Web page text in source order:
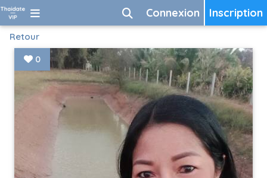
Inscription
Connexion
Retour
0